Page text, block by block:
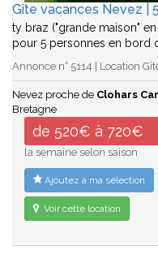
Gîte vacances Nevez | 5
ty braz ("grande maison"
pour 5 personnes en bord
Annonce n° 5114 | Location
Nevez proche de Clohars
Bretagne
de 520€ à 720€
la semaine selon saison
Ajoutez à ma sélection
Voir cette location